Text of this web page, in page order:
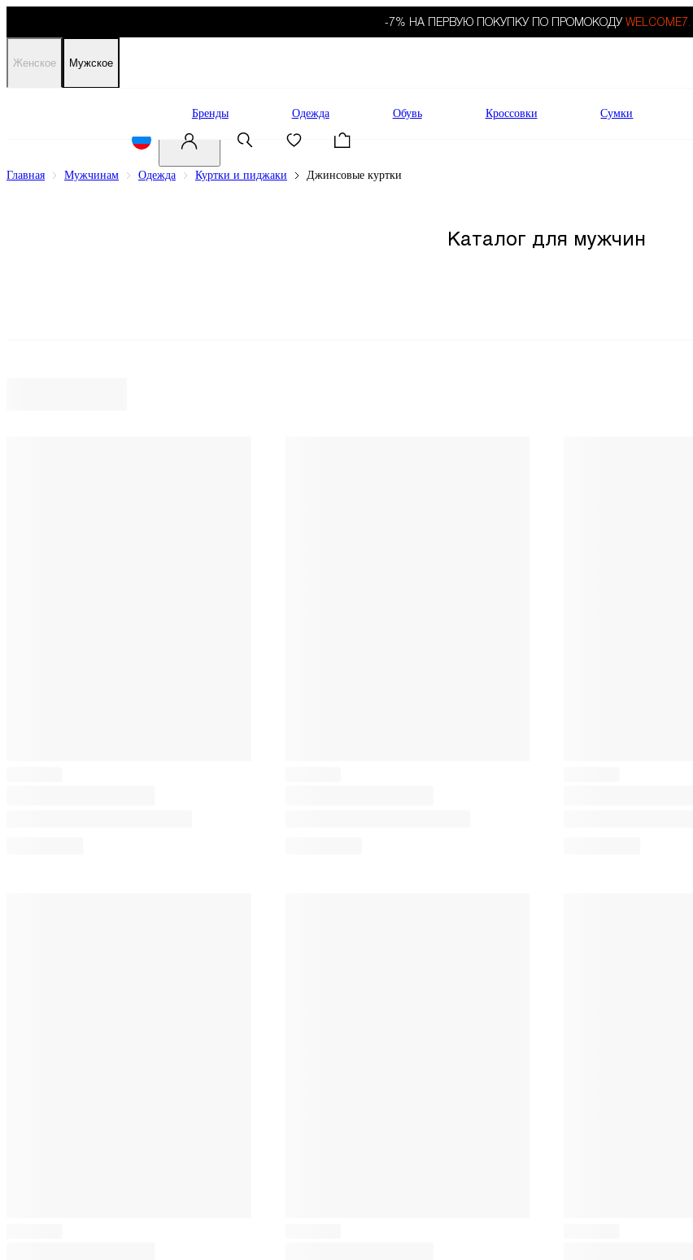
-7% НА ПЕРВУЮ ПОКУПКУ ПО ПРОМОКОДУ WELCOME7.
Женское Мужское
Бренды Одежда Обувь Кроссовки Сумки
Главная Мужчинам Одежда Куртки и пиджаки Джинсовые куртки
Каталог для мужчин